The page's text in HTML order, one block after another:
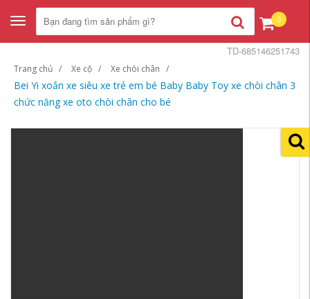
Toggle
navigation
0
Trang chủ Xe cộ Xe chòi chân
Bei Yi xoắn xe siêu xe trẻ em bé Baby Baby Toy xe chòi chân 3
chức năng xe oto chòi chân cho bé
TD-685146251743